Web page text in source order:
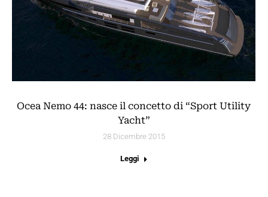
Ocea Nemo 44: nasce il concetto di “Sport Utility
Yacht”
28 Dicembre 2015
Leggi